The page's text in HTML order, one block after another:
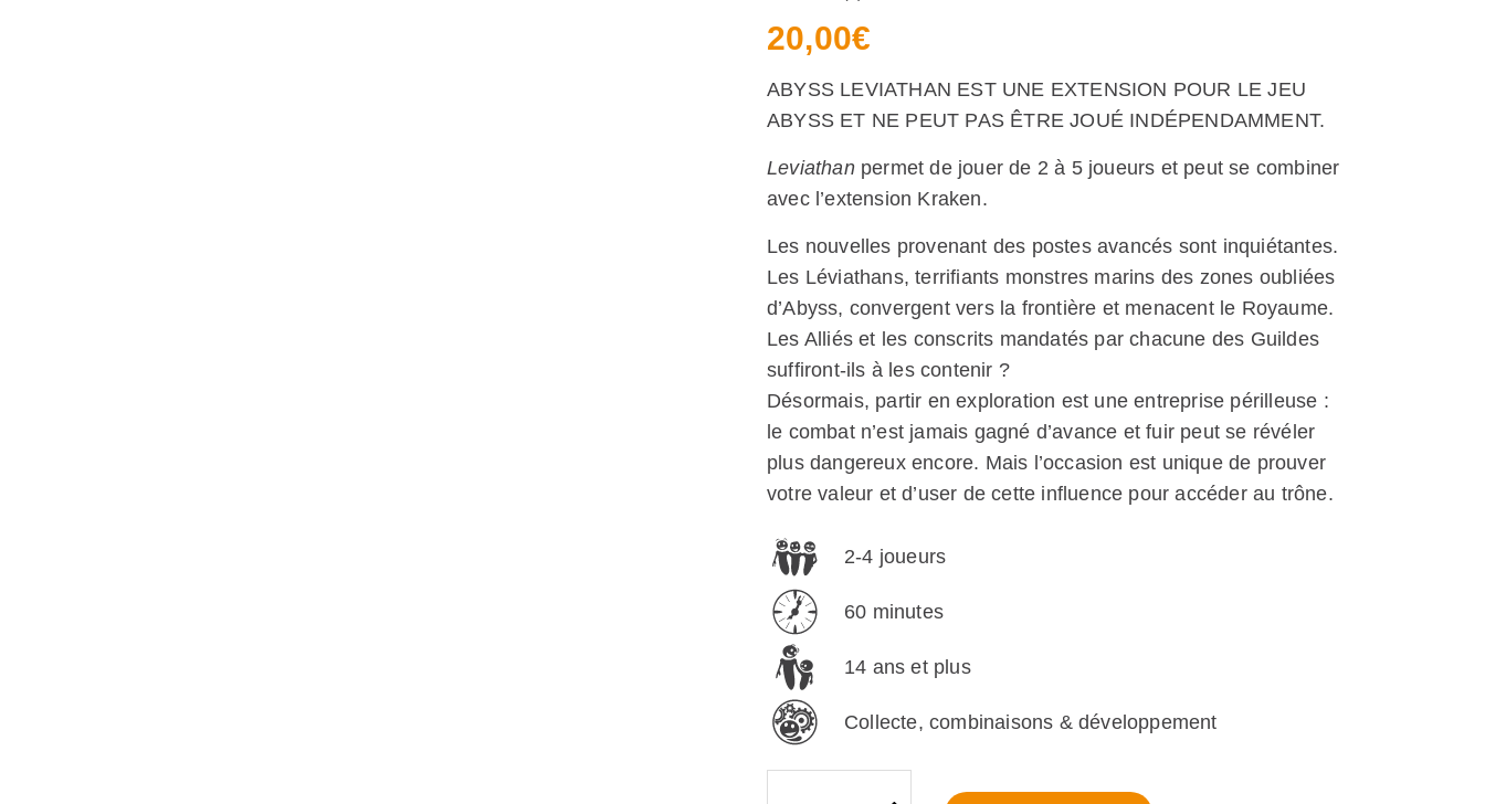
20,00€
ABYSS LEVIATHAN EST UNE EXTENSION POUR LE JEU
ABYSS ET NE PEUT PAS ÊTRE JOUÉ INDÉPENDAMMENT.
Leviathanpermet de jouer de 2 à 5 joueurs et peut se combiner
avec l’extension Kraken.
Les nouvelles provenant des postes avancés sont inquiétantes.
Les Léviathans, terrifiants monstres marins des zones oubliées
d’Abyss, convergent vers la frontière et menacent le Royaume.
Les Alliés et les conscrits mandatés par chacune des Guildes
suffiront-ils à les contenir ?
Désormais, partir en exploration est une entreprise périlleuse :
le combat n’est jamais gagné d’avance et fuir peut se révéler
plus dangereux encore. Mais l’occasion est unique de prouver
votre valeur et d’user de cette influence pour accéder au trône.
2-4 joueurs
60 minutes
14 ans et plus
Collecte, combinaisons & développement